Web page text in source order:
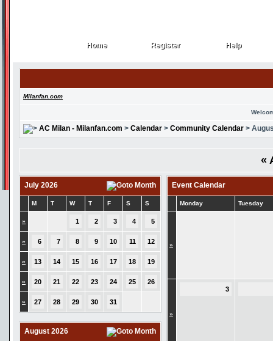
Home
Home Register
Register Help
Help
Milanfan.com
AC Milan - Milanfan.com > Calendar > Community Calendar >
«
July 2026
M T W T F S S
» 1 2 3 4 5
» 6 7 8 9 10 11 12
» 13 14 15 16 17 18 19
» 20 21 22 23 24 25 26
» 27 28 29 30 31
August 2026
Event Calendar
Monday Tuesday
»
»
3